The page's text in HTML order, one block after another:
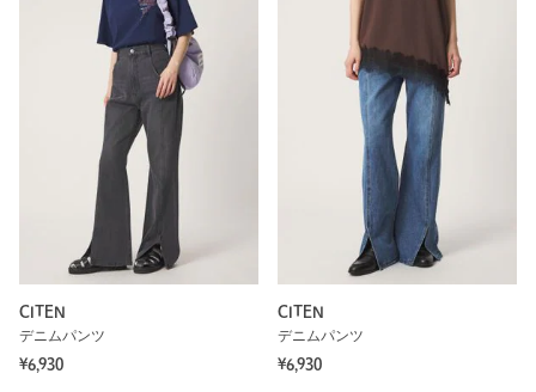
CITEN
デニムパンツ
¥6,930
CITEN
デニムパンツ
¥6,930